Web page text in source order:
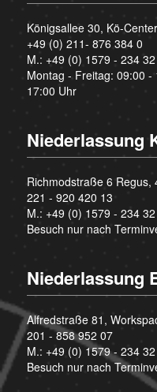
Königsallee 30, Kö-
+49 (0) 211- 876 384 0
M.: +49 (0) 1579 - 234 32
Montag - Freitag: 09:00
17:00 Uhr
Niederlassung
Richmodstraße 6 Regus,
221 - 920 420 13
M.: +49 (0) 1579 - 234 32
Besuch nur nach
Niederlassung
Alfredstraße 81,
201 - 858 952 07
M.: +49 (0) 1579 - 234 32
Besuch nur nach